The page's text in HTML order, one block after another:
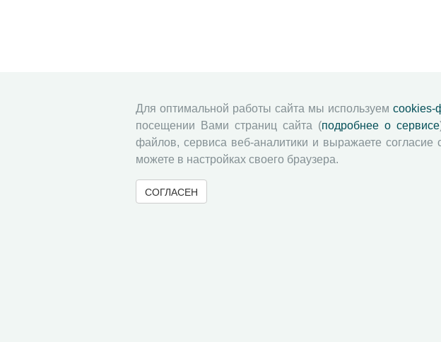
Для оптимальной работы сайта мы используем cookies-
посещении Вами страниц сайта (подробнее о сервисе
файлов, сервиса веб-аналитики и выражаете согласие
можете в настройках своего браузера.
СОГЛАСЕН